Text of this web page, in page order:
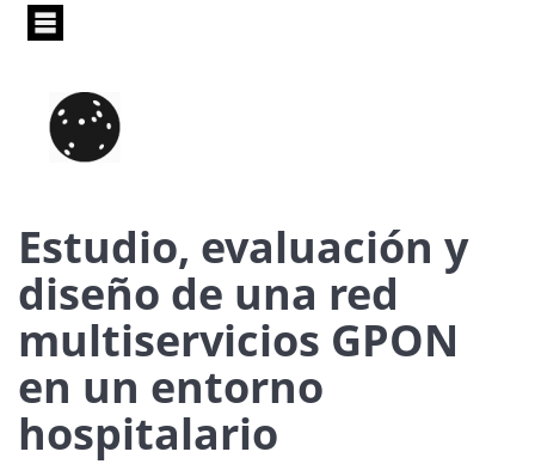
Pasar
principal
Estudio, evaluación y
diseño de una red
multiservicios GPON
en un entorno
hospitalario